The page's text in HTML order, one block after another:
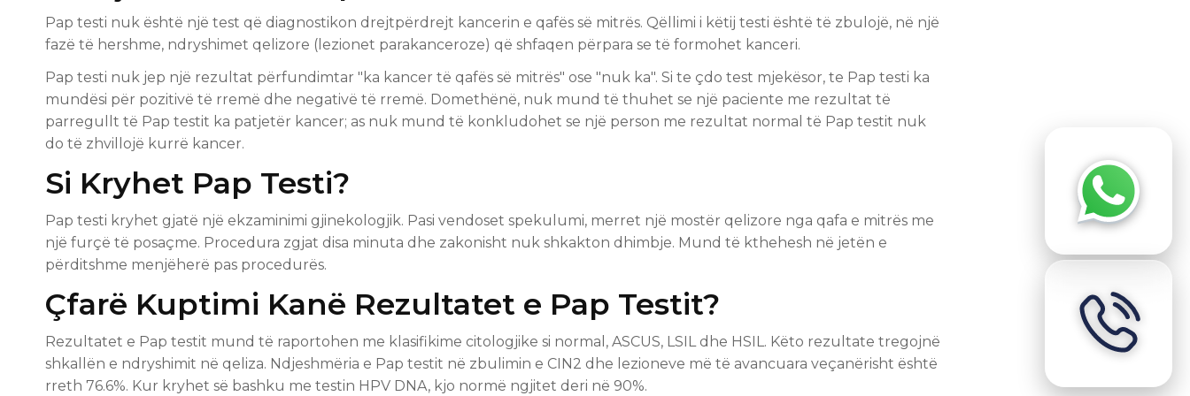
Pap testi nuk është një test që diagnostikon drejtpërdrejt kancerin e qafës së mitrës. Qëllimi i këtij testi është të zbulojë, në një
fazë të hershme, ndryshimet qelizore (lezionet parakanceroze) që shfaqen përpara se të formohet kanceri.
Pap testi nuk jep një rezultat përfundimtar "ka kancer të qafës së mitrës" ose "nuk ka". Si te çdo test mjekësor, te Pap testi ka
mundësi për pozitivë të rremë dhe negativë të rremë. Domethënë, nuk mund të thuhet se një paciente me rezultat të
parregullt të Pap testit ka patjetër kancer; as nuk mund të konkludohet se një person me rezultat normal të Pap testit nuk
do të zhvillojë kurrë kancer.
Si Kryhet Pap Testi?
Pap testi kryhet gjatë një ekzaminimi gjinekologjik. Pasi vendoset spekulumi, merret një mostër qelizore nga qafa e mitrës me
një furçë të posaçme. Procedura zgjat disa minuta dhe zakonisht nuk shkakton dhimbje. Mund të kthehesh në jetën e
përditshme menjëherë pas procedurës.
Çfarë Kuptimi Kanë Rezultatet e Pap Testit?
Rezultatet e Pap testit mund të raportohen me klasifikime citologjike si normal, ASCUS, LSIL dhe HSIL. Këto rezultate tregojnë
shkallën e ndryshimit në qeliza. Ndjeshmëria e Pap testit në zbulimin e CIN2 dhe lezioneve më të avancuara veçanërisht është
rreth 76.6%. Kur kryhet së bashku me testin HPV DNA, kjo normë ngjitet deri në 90%.